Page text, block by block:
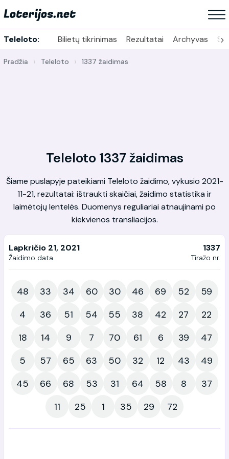
Teleloto: Bilietų tikrinimas Rezultatai Archyvas ›
Pradžia Teleloto 1337 žaidimas
Teleloto 1337 žaidimas
Šiame puslapyje pateikiami Teleloto žaidimo, vykusio 2021-
11-21, rezultatai: ištraukti skaičiai, žaidimo statistika ir
laimėtojų lentelės. Duomenys reguliariai atnaujinami po
kiekvienos transliacijos.
Lapkričio 21, 2021
Žaidimo data
1337
Tiražo nr.
48 33 34 60 30 46 69 52
59
4
36 51 54 55 38 42 27
22
18
14 9 7 70 61 6 39
47
5
57 65 63 50 32 12 43
49
45
66 68 53 31 64 58 8
37
11
25 1 35 29 72